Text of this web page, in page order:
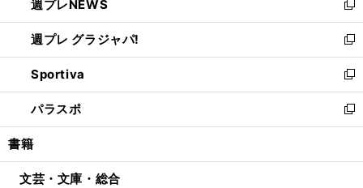
く
で
開
く
ド
ウ
で
開
く
い
ウ
ィ
ン
ド
ウ
で
開
週プレNEWS
新
し
い
ウ
ィ
ン
ド
ウ
開
週プレ グラジャパ!
新
し
い
ウ
ィ
ン
ウ
Sportiva
新
し
い
ウ
ン
パラスポ
新
し
ウ
書籍
文芸・文庫・総合